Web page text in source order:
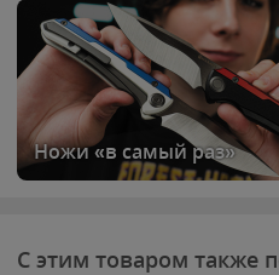
Ножи «в самый раз»
С этим товаром также